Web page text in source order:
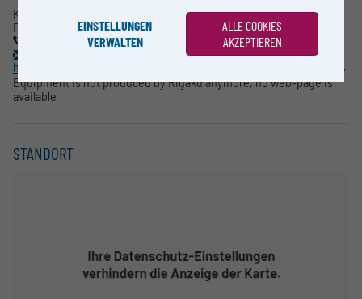
Kristina Djinovic-Carugo
Department für Strukturbiologie und Computational Biology
T: +43-1-4277-522 03
https://www.mfpl.ac.at/groups/mfpl-group/group-info/djinovic.html
Equipment is not produced by Rigaku anymore, no web-page is
available
STANDORT
EINSTELLUNGEN
VERWALTEN
ALLE COOKIES
AKZEPTIEREN